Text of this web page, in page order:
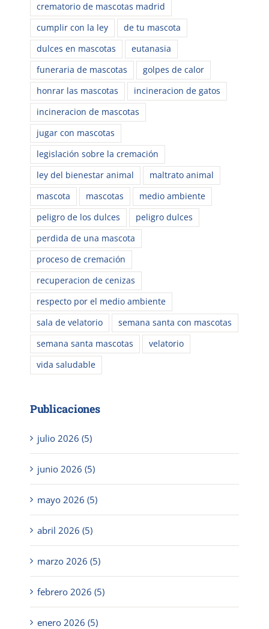
crematorio de mascotas madrid
cumplir con la ley
de tu mascota
dulces en mascotas
eutanasia
funeraria de mascotas
golpes de calor
honrar las mascotas
incineracion de gatos
incineracion de mascotas
jugar con mascotas
legislación sobre la cremación
ley del bienestar animal
maltrato animal
mascota
mascotas
medio ambiente
peligro de los dulces
peligro dulces
perdida de una mascota
proceso de cremación
recuperacion de cenizas
respecto por el medio ambiente
sala de velatorio
semana santa con mascotas
semana santa mascotas
velatorio
vida saludable
Publicaciones
julio 2026 (5)
junio 2026 (5)
mayo 2026 (5)
abril 2026 (5)
marzo 2026 (5)
febrero 2026 (5)
enero 2026 (5)